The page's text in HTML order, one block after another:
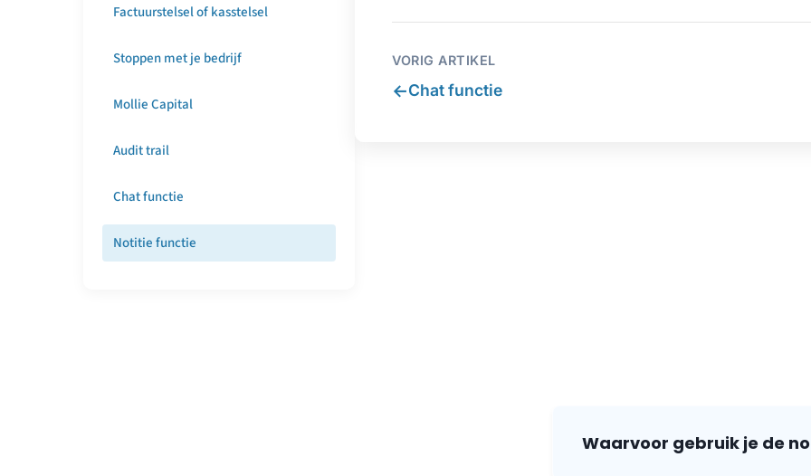
Factuurstelsel of kasstelsel
Stoppen met je bedrijf
Mollie Capital
Audit trail
Chat functie
Notitie functie
VORIG ARTIKEL
←Chat functie
Waarvoor gebruik je de